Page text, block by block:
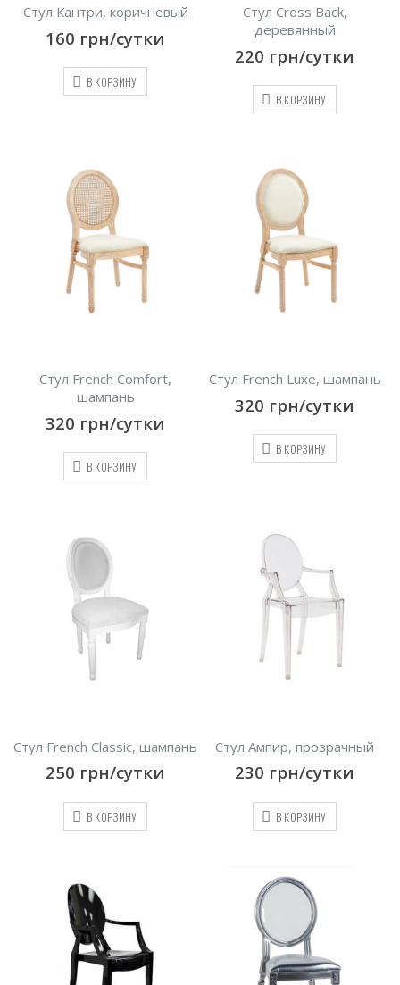
Стул Кантри, коричневый
160 грн/сутки
В КОРЗИНУ
Стул Cross Back,
деревянный
220 грн/сутки
В КОРЗИНУ
Стул French Comfort,
шампань
320 грн/сутки
В КОРЗИНУ
Стул French Luxe, шампань
320 грн/сутки
В КОРЗИНУ
Стул French Сlassic, шампань
250 грн/сутки
В КОРЗИНУ
Стул Ампир, прозрачный
230 грн/сутки
В КОРЗИНУ